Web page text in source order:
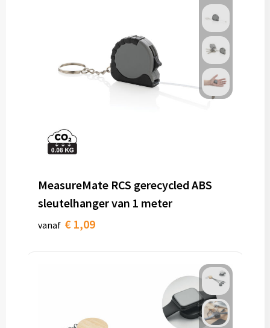
MeasureMate RCS gerecycled ABS
sleutelhanger van 1 meter
vanaf € 1,09